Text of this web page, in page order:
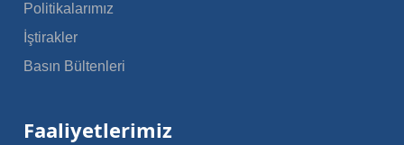
Politikalarımız
İştirakler
Basın Bültenleri
Faaliyetlerimiz